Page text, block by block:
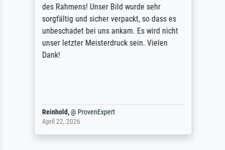
des Rahmens! Unser Bild wurde sehr
sorgfältig und sicher verpackt, so dass es
unbeschadet bei uns ankam. Es wird nicht
unser letzter Meisterdruck sein. Vielen
Dank!
Reinhold,@ ProvenExpert
April 22, 2026